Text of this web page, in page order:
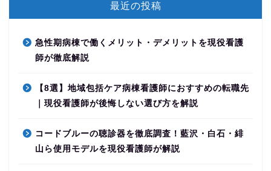
最近の投稿
急性期病棟で働くメリット・デメリットを現役看護
師が徹底解説
【8選】地域包括ケア病棟看護師におすすめの転職先
｜現役看護師が後悔しない選び方を解説
コードブルーの聴診器を徹底調査！藍沢・白石・緋
山ら使用モデルを現役看護師が解説